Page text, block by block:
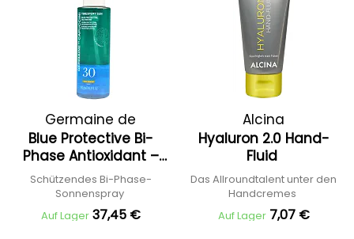
Germaine de
Capuccini
Blue Protective Bi-
Phase Antioxidant –
SPF30
Schützendes Bi-Phase-
Sonnenspray
Auf Lager 37,45 €
Alcina
Hyaluron 2.0 Hand-
Fluid
Das Allroundtalent unter den
Handcremes
Auf Lager 7,07 €